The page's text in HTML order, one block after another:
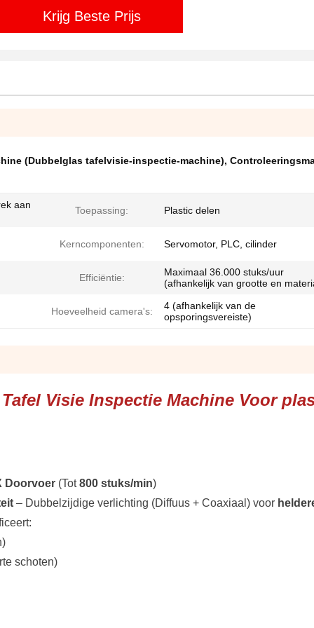
Krijg Beste Prijs
(Dubbelglas tafelvisie-inspectie-machine),
aan Toepassing: Plastic delen
Kerncomponenten: Servomotor, PLC, cilinder
Efficiëntie:
Maximaal 36.000 stuks/uur
(afhankelijk van grootte en
Hoeveelheid camera's:
4 (afhankelijk van de
opsporingsvereiste)
Visie Inspectie Machine Voor
Doorvoer (Tot800 stuks/min)
– Dubbelzijdige verlichting (Diffuus + Coaxiaal) voor
schoten)